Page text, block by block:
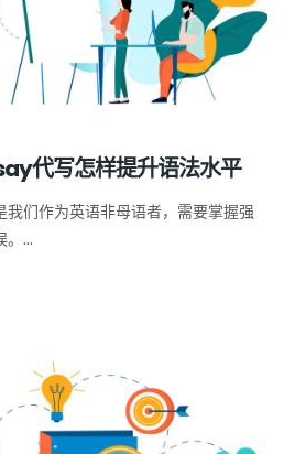
代写怎样提升语法水平
们作为英语非母语者，需要掌握强
。...